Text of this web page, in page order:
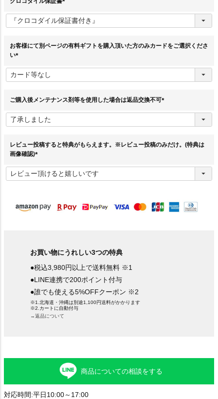
必
須
お客様にて別ページの有料ギフトを購入頂いた方のみカードをご選択くださ
い
必
須
ご購入後メンテナンス剤等を使用した場合は返品交換不可
須
レビュー投稿すると特典がもらえます。※レビュー投稿のみだけ。(特典は
画像確認)
必
須
お買い物にうれしい3つの特典
●税込3,980円以上で送料無料 ※1
●LINE連携で200ポイント付与
●誰でも使える5%OFFクーポン ※2
※1.北海道・沖縄は別途1,100円送料がかかります
※2.カートに自動付与
→返品について
商品についての相談をする
対応時間:平日10:00～17:00